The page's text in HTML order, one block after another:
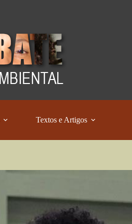
Textos e Artigos